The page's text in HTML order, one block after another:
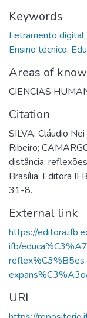
Keywords
Letramento digital,
Ensino técnico,
Areas of
CIENCIAS
Citation
SILVA, Cláudio
Ribeiro;
distância:
Brasília: Editora
31-8.
External link
https://
ifb/
URI